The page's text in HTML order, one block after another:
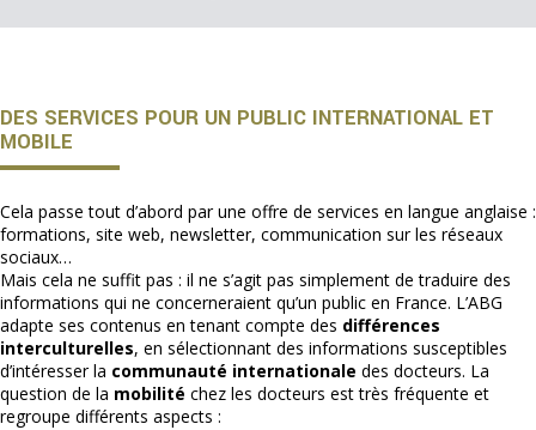
DES SERVICES POUR UN PUBLIC INTERNATIONAL ET
MOBILE
Cela passe tout d’abord par une offre de services en langue anglaise :
formations, site web, newsletter, communication sur les réseaux
sociaux…
Mais cela ne suffit pas : il ne s’agit pas simplement de traduire des
informations qui ne concerneraient qu’un public en France. L’ABG
adapte ses contenus en tenant compte des différences
interculturelles, en sélectionnant des informations susceptibles
d’intéresser la communauté internationale des docteurs. La
question de la mobilité chez les docteurs est très fréquente et
regroupe différents aspects :